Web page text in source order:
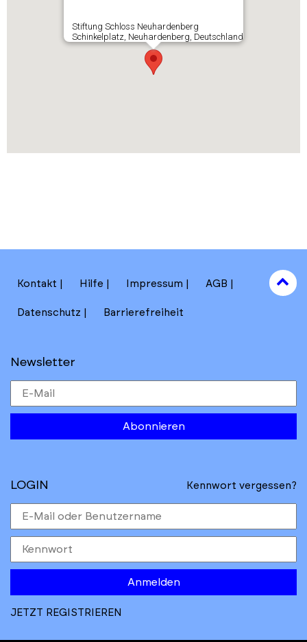
Stiftung Schloss Neuhardenberg
Schinkelplatz, Neuhardenberg, Deutschland
Kontakt Hilfe Impressum AGB
Datenschutz Barrierefreiheit
Newsletter
Abonnieren
to
top
LOGIN Kennwort vergessen?
Anmelden
JETZT REGISTRIEREN